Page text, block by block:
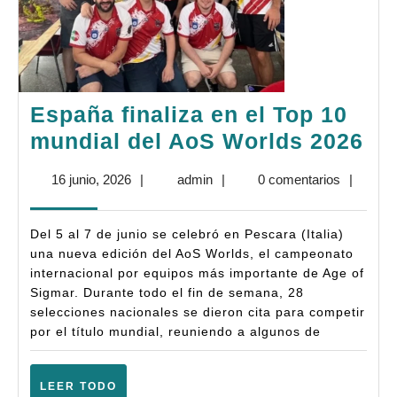
España finaliza en el Top 10
mundial del AoS Worlds 2026
10
16 junio, 202616| adminadmin
| 0 comentarios |
Del 5 al 7 de junio se celebró en Pescara (Italia)
una nueva edición del AoS Worlds, el campeonato
internacional por equipos más importante de Age of
Sigmar. Durante todo el fin de semana, 28
selecciones nacionales se dieron cita para competir
por el título mundial, reuniendo a algunos de
LEER TODO